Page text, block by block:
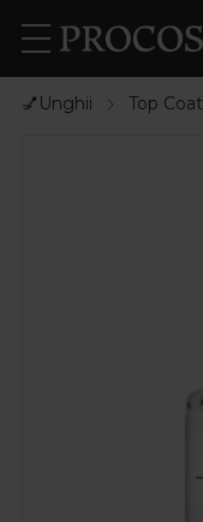
💅Unghii Top Coat